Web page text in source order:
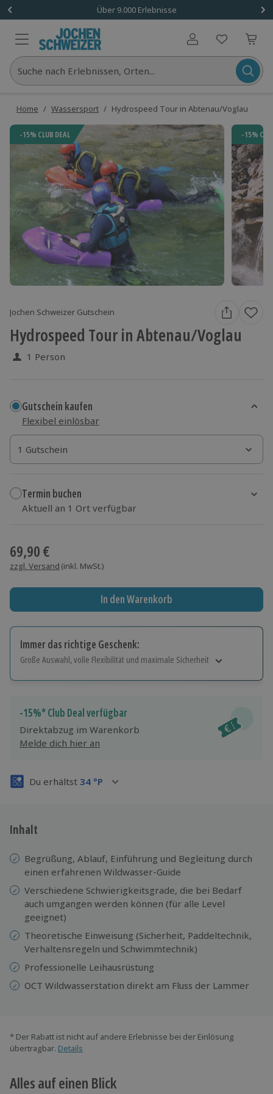
Über 9.000 Erlebnisse
Benutzerkonto
Suche nach Erlebnissen, Orten...
Home / Wassersport / Hydrospeed Tour in Abtenau/Voglau
-15% CLUB DEAL -15%
Jochen Schweizer Gutschein
Hydrospeed Tour in Abtenau/Voglau
1 Person
Gutschein kaufen
Flexibel einlösbar
1 Gutschein
1 Gutschein
1 Gutschein
Termin buchen
Aktuell an 1 Ort verfügbar
69,90 €
zzgl. Versand (inkl. MwSt.)
In den Warenkorb
Immer das richtige Geschenk:
Große Auswahl, volle Flexibilität und maximale Sicherheit
Jeder Gutschein für alle Erlebnisse einlösbar.
Maximale Sicherheit
3 Jahre gültig & verlängerbar.
-15%* Club Deal verfügbar
Direktabzug im Warenkorb
Melde dich hier an
Du erhältst 34 °P
Inhalt
Begrüßung, Ablauf, Einführung und Begleitung durch
einen erfahrenen Wildwasser-Guide
Verschiedene Schwierigkeitsgrade, die bei Bedarf
auch umgangen werden können (für alle Level
geeignet)
Theoretische Einweisung (Sicherheit, Paddeltechnik,
Verhaltensregeln und Schwimmtechnik)
Professionelle Leihausrüstung
OCT Wildwasserstation direkt am Fluss der Lammer
* Der Rabatt ist nicht auf andere Erlebnisse bei der Einlösung
übertragbar. Details
Alles auf einen Blick